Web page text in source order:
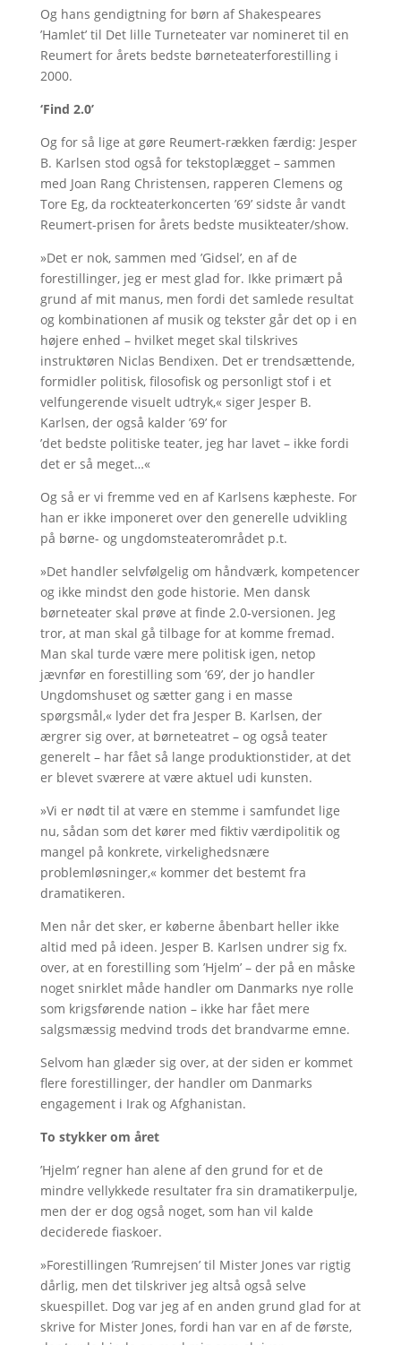
Og hans gendigtning for børn af Shakespeares
’Hamlet’ til Det lille Turneteater var nomineret til en
Reumert for årets bedste børneteaterforestilling i
2000.
‘Find 2.0’
Og for så lige at gøre Reumert-rækken færdig: Jesper
B. Karlsen stod også for tekstoplægget – sammen
med Joan Rang Christensen, rapperen Clemens og
Tore Eg, da rockteaterkoncerten ’69’ sidste år vandt
Reumert-prisen for årets bedste musikteater/show.
»Det er nok, sammen med ’Gidsel’, en af de
forestillinger, jeg er mest glad for. Ikke primært på
grund af mit manus, men fordi det samlede resultat
og kombinationen af musik og tekster går det op i en
højere enhed – hvilket meget skal tilskrives
instruktøren Niclas Bendixen. Det er trendsættende,
formidler politisk, filosofisk og personligt stof i et
velfungerende visuelt udtryk,« siger Jesper B.
Karlsen, der også kalder ’69’ for
’det bedste politiske teater, jeg har lavet – ikke fordi
det er så meget…«
Og så er vi fremme ved en af Karlsens kæpheste. For
han er ikke imponeret over den generelle udvikling
på børne- og ungdomsteaterområdet p.t.
»Det handler selvfølgelig om håndværk, kompetencer
og ikke mindst den gode historie. Men dansk
børneteater skal prøve at finde 2.0-versionen. Jeg
tror, at man skal gå tilbage for at komme fremad.
Man skal turde være mere politisk igen, netop
jævnfør en forestilling som ’69’, der jo handler
Ungdomshuset og sætter gang i en masse
spørgsmål,« lyder det fra Jesper B. Karlsen, der
ærgrer sig over, at børneteatret – og også teater
generelt – har fået så lange produktionstider, at det
er blevet sværere at være aktuel udi kunsten.
»Vi er nødt til at være en stemme i samfundet lige
nu, sådan som det kører med fiktiv værdipolitik og
mangel på konkrete, virkelighedsnære
problemløsninger,« kommer det bestemt fra
dramatikeren.
Men når det sker, er køberne åbenbart heller ikke
altid med på ideen. Jesper B. Karlsen undrer sig fx.
over, at en forestilling som ’Hjelm’ – der på en måske
noget snirklet måde handler om Danmarks nye rolle
som krigsførende nation – ikke har fået mere
salgsmæssig medvind trods det brandvarme emne.
Selvom han glæder sig over, at der siden er kommet
flere forestillinger, der handler om Danmarks
engagement i Irak og Afghanistan.
To stykker om året
’Hjelm’ regner han alene af den grund for et de
mindre vellykkede resultater fra sin dramatikerpulje,
men der er dog også noget, som han vil kalde
deciderede fiaskoer.
»Forestillingen ’Rumrejsen’ til Mister Jones var rigtig
dårlig, men det tilskriver jeg altså også selve
skuespillet. Dog var jeg af en anden grund glad for at
skrive for Mister Jones, fordi han var en af de første,